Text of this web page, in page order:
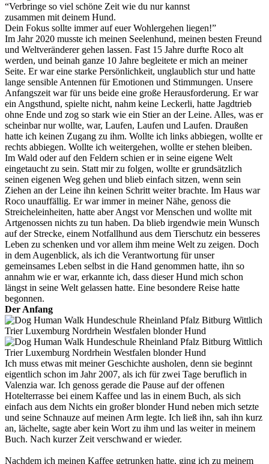
“Verbringe so viel schöne Zeit wie du nur kannst
zusammen mit deinem Hund.
Dein Fokus sollte immer auf euer Wohlergehen liegen!”
Im Jahr 2020 musste ich meinen Seelenhund, meinen besten Freund
und Weltveränderer gehen lassen. Fast 15 Jahre durfte Roco alt
werden, und beinah ganze 10 Jahre begleitete er mich an meiner
Seite. Er war eine starke Persönlichkeit, unglaublich stur und hatte
lange sensible Antennen für Emotionen und Stimmungen. Unsere
Anfangszeit war für uns beide eine große Herausforderung. Er war
ein Angsthund, spielte nicht, nahm keine Leckerli, hatte Jagdtrieb
ohne Ende und zog so stark wie ein Stier an der Leine. Alles, was er
scheinbar nur wollte, war, Laufen, Laufen und Laufen. Draußen
hatte ich keinen Zugang zu ihm. Wollte ich links abbiegen, wollte er
rechts abbiegen. Wollte ich weitergehen, wollte er stehen bleiben.
Im Wald oder auf den Feldern schien er in seine eigene Welt
eingetaucht zu sein. Statt mir zu folgen, wollte er grundsätzlich
seinen eigenen Weg gehen und blieb einfach sitzen, wenn sein
Ziehen an der Leine ihn keinen Schritt weiter brachte. Im Haus war
Roco unauffällig. Er war immer in meiner Nähe, genoss die
Streicheleinheiten, hatte aber Angst vor Menschen und wollte mit
Artgenossen nichts zu tun haben. Da blieb irgendwie mein Wunsch
auf der Strecke, einem Notfallhund aus dem Tierschutz ein besseres
Leben zu schenken und vor allem ihm meine Welt zu zeigen. Doch
in dem Augenblick, als ich die Verantwortung für unser
gemeinsames Leben selbst in die Hand genommen hatte, ihn so
annahm wie er war, erkannte ich, dass dieser Hund mich schon
längst in seine Welt gelassen hatte. Eine besondere Reise hatte
begonnen.
Der Anfang
Ich muss etwas mit meiner Geschichte ausholen, denn sie beginnt
eigentlich schon im Jahr 2007, als ich für zwei Tage beruflich in
Valenzia war. Ich genoss gerade die Pause auf der offenen
Hotelterrasse bei einem Kaffee und las in einem Buch, als sich
einfach aus dem Nichts ein großer blonder Hund neben mich setzte
und seine Schnauze auf meinen Arm legte. Ich ließ ihn, sah ihn kurz
an, lächelte, sagte aber kein Wort zu ihm und las weiter in meinem
Buch. Nach kurzer Zeit verschwand er wieder.
Nachdem ich meinen Kaffee getrunken hatte, ging ich zu meinem